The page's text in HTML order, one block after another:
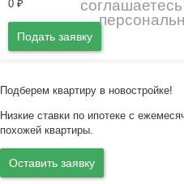
0 ₽
Подать заявку
Подберем квартиру в новостройке!
Низкие ставки по ипотеке с
похожей квартиры.
Оставить заявку